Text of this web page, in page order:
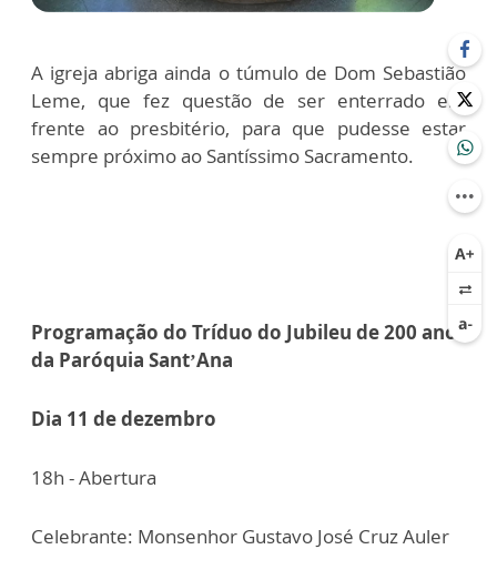
A igreja abriga ainda o túmulo de Dom Sebastião
Leme, que fez questão de ser enterrado em
frente ao presbitério, para que pudesse estar
sempre próximo ao Santíssimo Sacramento.
Programação do Tríduo do Jubileu de 200 anos
da Paróquia Sant’Ana
Dia 11 de dezembro
18h - Abertura
Celebrante: Monsenhor Gustavo José Cruz Auler